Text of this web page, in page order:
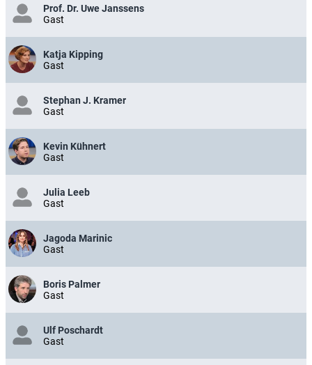
Prof. Dr. Uwe Janssens
Gast
Katja Kipping
Gast
Stephan J. Kramer
Gast
Kevin Kühnert
Gast
Julia Leeb
Gast
Jagoda Marinic
Gast
Boris Palmer
Gast
Ulf Poschardt
Gast